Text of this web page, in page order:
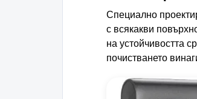
Специално
с всякакви
на устойчивостта
почистването